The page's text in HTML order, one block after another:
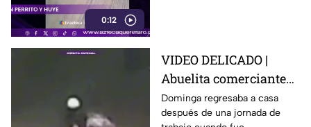
0:12
VIDEO DELICADO |
Abuelita comerciante
es as3sin4da en Puebla
por 90 pesos
Dominga regresaba a casa
después de una jornada de